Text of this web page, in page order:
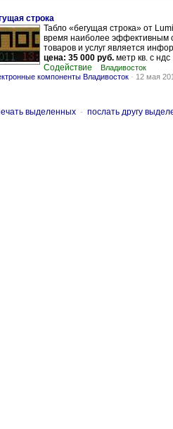
строка
Табло «бегущая строка» от
время наиболее эффективным
товаров и услуг является
цена: 35 000 руб. метр кв. с ндс
Содействие
Владивосток
компоненты Владивосток - 12 мая
выделенных - послать другу